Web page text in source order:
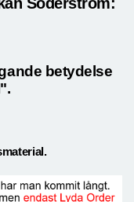
betydelse